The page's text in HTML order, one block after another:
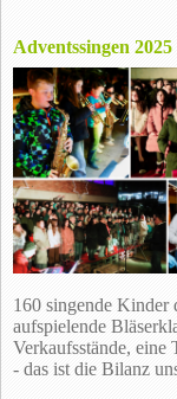
Adventssingen 2025
160 singende Kinder
aufspielende
Verkaufsstände,
- das ist die Bilanz